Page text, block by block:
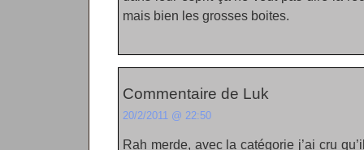
mais bien les grosses boites.
Commentaire de Luk
20/2/2011 @ 22:50
Rah merde, avec la catégorie j’ai cru